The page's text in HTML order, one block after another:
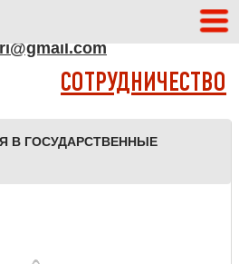
СОТРУДНИЧЕСТВО
В ГОСУДАРСТВЕННЫЕ